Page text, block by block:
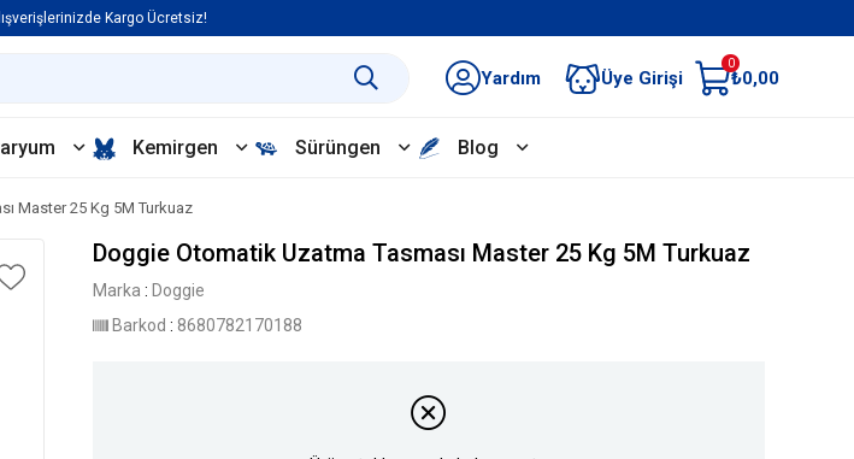
Kargo Ücretsiz!
Yardım Üye Girişi
0
₺0,00
Kemirgen Sürüngen Blog
Master 25 Kg 5M Turkuaz
Doggie Otomatik Uzatma Tasması Master 25 Kg 5M Turkuaz
Marka : Doggie
Barkod : 8680782170188